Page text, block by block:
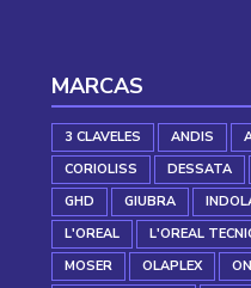
MARCAS
3 CLAVELES ANDIS
CORIOLISS
DESSATA
GHD
GIUBRA
L'OREAL
L'OREAL
MOSER
OLAPLEX